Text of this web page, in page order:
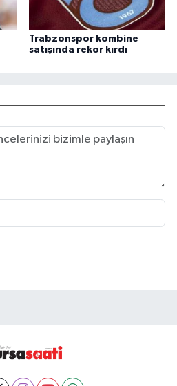
Trabzonspor kombine
satışında rekor kırdı